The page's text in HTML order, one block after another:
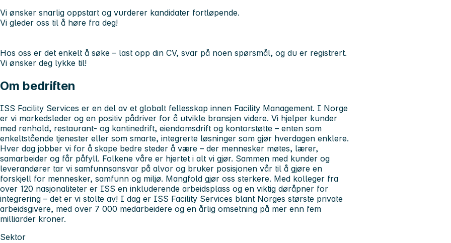
Vi ønsker snarlig oppstart og vurderer kandidater fortløpende.
Vi gleder oss til å høre fra deg!
Hos oss er det enkelt å søke – last opp din CV, svar på noen spørsmål, og du er registrert.
Vi ønsker deg lykke til!
Om bedriften
ISS Facility Services er en del av et globalt fellesskap innen Facility Management. I Norge
er vi markedsleder og en positiv pådriver for å utvikle bransjen videre. Vi hjelper kunder
med renhold, restaurant- og kantinedrift, eiendomsdrift og kontorstøtte – enten som
enkeltstående tjenester eller som smarte, integrerte løsninger som gjør hverdagen enklere.
Hver dag jobber vi for å skape bedre steder å være – der mennesker møtes, lærer,
samarbeider og får påfyll. Folkene våre er hjertet i alt vi gjør. Sammen med kunder og
leverandører tar vi samfunnsansvar på alvor og bruker posisjonen vår til å gjøre en
forskjell for mennesker, samfunn og miljø. Mangfold gjør oss sterkere. Med kolleger fra
over 120 nasjonaliteter er ISS en inkluderende arbeidsplass og en viktig døråpner for
integrering – det er vi stolte av! I dag er ISS Facility Services blant Norges største private
arbeidsgivere, med over 7 000 medarbeidere og en årlig omsetning på mer enn fem
milliarder kroner.
Sektor